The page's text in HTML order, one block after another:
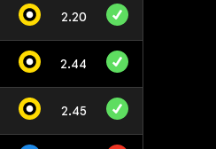
2.20
2.44
2.45